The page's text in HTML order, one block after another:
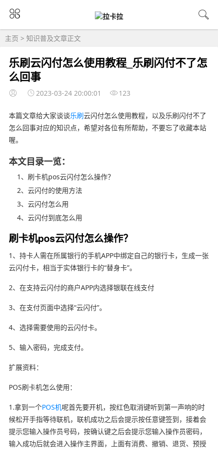
主页 > 知识普及文章正文
乐刷云闪付怎么使用教程_乐刷闪付不了怎
么回事
2023-03-24 20:00:01 123
本篇文章给大家谈谈乐刷云闪付怎么使用教程，以及乐刷闪付不了
怎么回事对应的知识点，希望对各位有所帮助，不要忘了收藏本站
喔。
本文目录一览：
1、刷卡机pos云闪付怎么操作？
2、云闪付的使用方法
3、云闪付怎么用
4、云闪付到底怎么用
刷卡机pos云闪付怎么操作？
1、持卡人需在所属银行的手机APP中绑定自己的银行卡，生成一张
云闪付卡，相当于实体银行卡的“替身卡”。
2、在支持云闪付的商户APP内选择银联在线支付
3、在支付页面中选择“云闪付”。
4、选择需要使用的云闪付卡。
5、输入密码，完成支付。
扩展资料：
POS刷卡机怎么使用：
1.拿到一个POS机呢首先要开机，按红色取消键听到第一声响的时
候松开手指等待联机，联机成功之后会提示按任意键签到，接着会
提示您输入操作员号码，按确认键之后会提示您输入操作员密码，
输入成功后就会进入操作主界面，上面有消费、撤销、退货、预授